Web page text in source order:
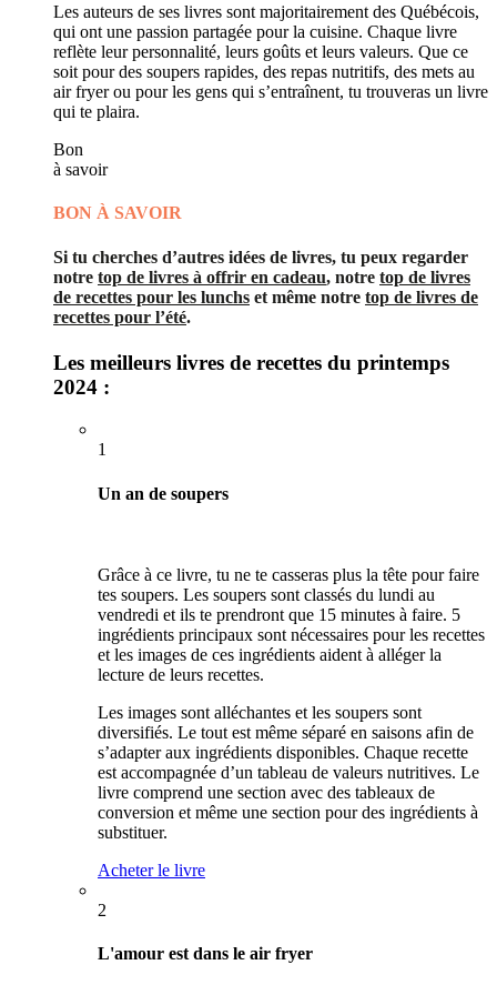
Les auteurs de ses livres sont majoritairement des Québécois,
qui ont une passion partagée pour la cuisine. Chaque livre
reflète leur personnalité, leurs goûts et leurs valeurs. Que ce
soit pour des soupers rapides, des repas nutritifs, des mets au
air fryer ou pour les gens qui s’entraînent, tu trouveras un livre
qui te plaira.
Bon
à savoir
BON À SAVOIR
Si tu cherches d’autres idées de livres, tu peux regarder
notre top de livres à offrir en cadeau, notre top de livres
de recettes pour les lunchs et même notre top de livres de
recettes pour l’été.
Les meilleurs livres de recettes du printemps
2024 :
1
Un an de soupers
Grâce à ce livre, tu ne te casseras plus la tête pour faire
tes soupers. Les soupers sont classés du lundi au
vendredi et ils te prendront que 15 minutes à faire. 5
ingrédients principaux sont nécessaires pour les recettes
et les images de ces ingrédients aident à alléger la
lecture de leurs recettes.
Les images sont alléchantes et les soupers sont
diversifiés. Le tout est même séparé en saisons afin de
s’adapter aux ingrédients disponibles. Chaque recette
est accompagnée d’un tableau de valeurs nutritives. Le
livre comprend une section avec des tableaux de
conversion et même une section pour des ingrédients à
substituer.
Acheter le livre
2
L'amour est dans le air fryer